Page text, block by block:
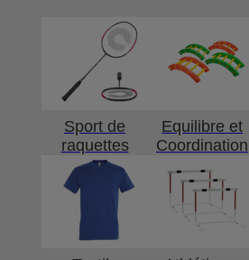
Sport de
raquettes
Equilibre et
Coordination